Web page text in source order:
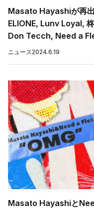
Masato Hayashiが再
ELIONE, Lunv Loyal,
Don Tecch, Need a
ニュース2024.6.19
Masato Hayashiと